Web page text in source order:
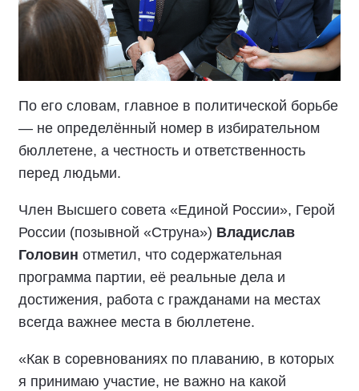
По его словам, главное в политической борьбе
— не определённый номер в избирательном
бюллетене, а честность и ответственность
перед людьми.
Член Высшего совета «Единой России», Герой
России (позывной «Струна») Владислав
Головин отметил, что содержательная
программа партии, её реальные дела и
достижения, работа с гражданами на местах
всегда важнее места в бюллетене.
«Как в соревнованиях по плаванию, в которых
я принимаю участие, не важно на какой